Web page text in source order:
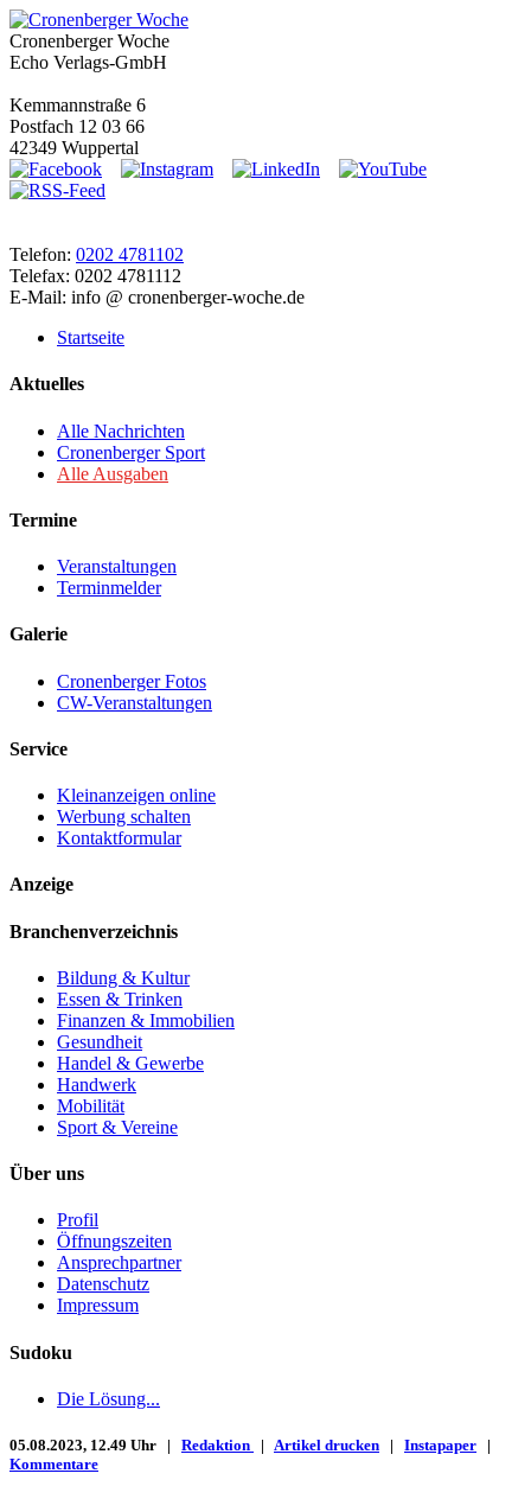
Cronenberger Woche
Echo Verlags-GmbH
Kemmannstraße 6
Postfach 12 03 66
42349 Wuppertal
Telefon: 0202 4781102
Telefax: 0202 4781112
E-Mail: info @ cronenberger-woche.de
Startseite
Aktuelles
Alle Nachrichten
Cronenberger Sport
Alle Ausgaben
Termine
Veranstaltungen
Terminmelder
Galerie
Cronenberger Fotos
CW-Veranstaltungen
Service
Kleinanzeigen online
Werbung schalten
Kontaktformular
Anzeige
Branchenverzeichnis
Bildung & Kultur
Essen & Trinken
Finanzen & Immobilien
Gesundheit
Handel & Gewerbe
Handwerk
Mobilität
Sport & Vereine
Über uns
Profil
Öffnungszeiten
Ansprechpartner
Datenschutz
Impressum
Sudoku
Die Lösung...
05.08.2023, 12.49 Uhr | Redaktion | Artikel drucken | Instapaper |
Kommentare